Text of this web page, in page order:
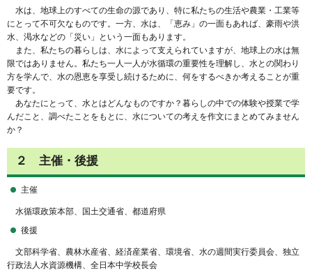
水は、地球上のすべての生命の源であり、特に私たちの生活や農業・工業等
にとって不可欠なものです。一方、水は、「恵み」の一面もあれば、豪雨や洪
水、渇水などの「災い」という一面もあります。
また、私たちの暮らしは、水によって支えられていますが、地球上の水は無
限ではありません。私たち一人一人が水循環の重要性を理解し、水との関わり
方を学んで、水の恩恵を享受し続けるために、何をするべきか考えることが重
要です。
あなたにとって、水とはどんなものですか？暮らしの中での体験や授業で学
んだこと、調べたことをもとに、水についての考えを作文にまとめてみません
か？
２ 主催・後援
主催
水循環政策本部、国土交通省、都道府県
後援
文部科学省、農林水産省、経済産業省、環境省、水の週間実行委員会、独立
行政法人水資源機構、全日本中学校長会